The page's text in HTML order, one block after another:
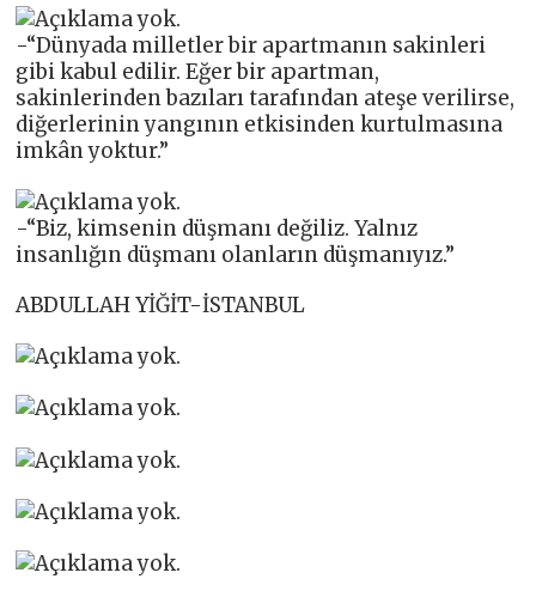
-“Dünyada milletler bir apartmanın sakinleri
gibi kabul edilir. Eğer bir apartman,
sakinlerinden bazıları tarafından ateşe verilirse,
diğerlerinin yangının etkisinden kurtulmasına
imkân yoktur.”
-“Biz, kimsenin düşmanı değiliz. Yalnız
insanlığın düşmanı olanların düşmanıyız.”
ABDULLAH YİĞİT-İSTANBUL